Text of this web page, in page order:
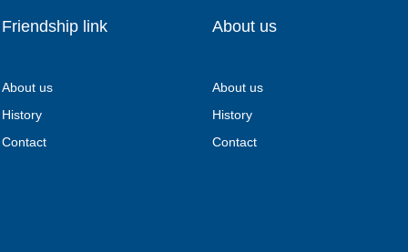
Friendship link About us
About us
History
Contact
About us
History
Contact